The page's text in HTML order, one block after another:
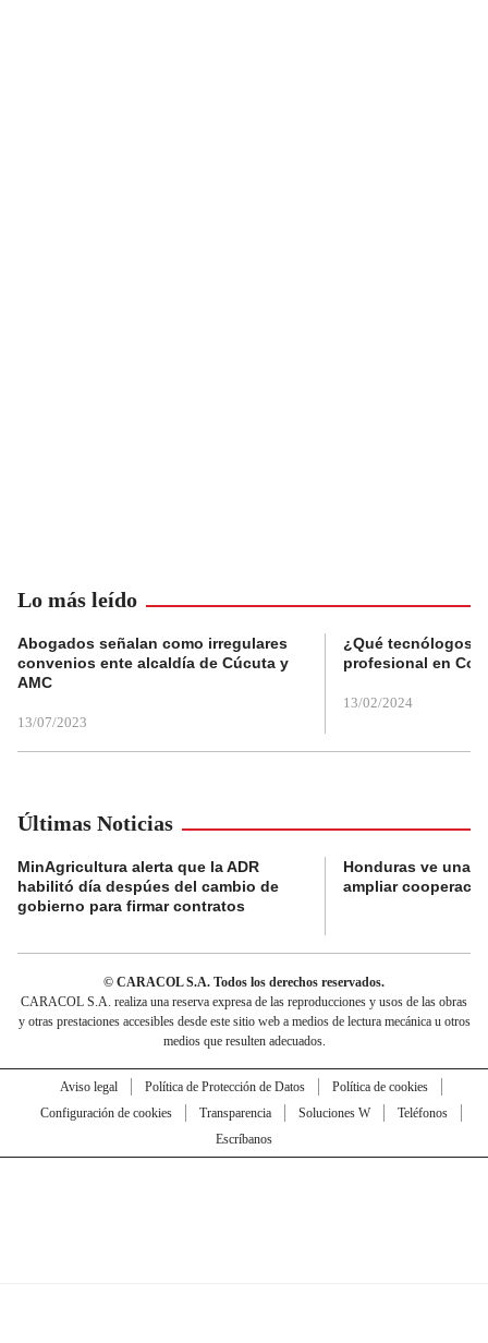
Lo más leído
Abogados señalan como irregulares
convenios ente alcaldía de Cúcuta y
AMC
13/07/2023
¿Qué tecnólogos
profesional en
13/02/2024
Últimas Noticias
MinAgricultura alerta que la ADR
habilitó día despúes del cambio de
gobierno para firmar contratos
Honduras ve una
ampliar
© CARACOL S.A. Todos los derechos reservados.
CARACOL S.A. realiza una reserva expresa de las reproducciones y usos de las obras
y otras prestaciones accesibles desde este sitio web a medios de lectura mecánica u otros
medios que resulten adecuados.
Aviso legal Política de Protección de Datos
Política de cookies
Configuración de cookies
Transparencia Soluciones W
Teléfonos
Escríbanos